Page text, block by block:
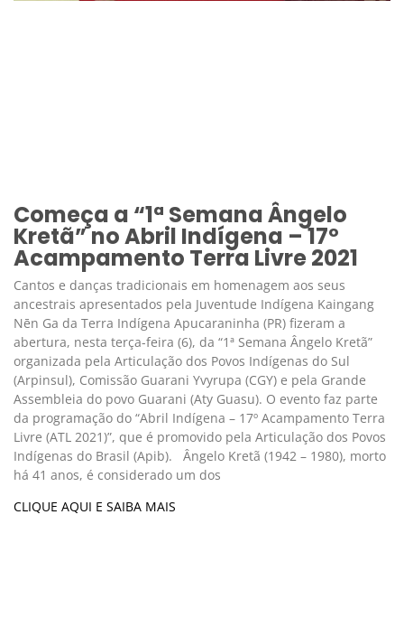
Começa a “1ª Semana Ângelo
Kretã” no Abril Indígena – 17º
Acampamento Terra Livre 2021
Cantos e danças tradicionais em homenagem aos seus
ancestrais apresentados pela Juventude Indígena Kaingang
Nēn Ga da Terra Indígena Apucaraninha (PR) fizeram a
abertura, nesta terça-feira (6), da “1ª Semana Ângelo Kretã”
organizada pela Articulação dos Povos Indígenas do Sul
(Arpinsul), Comissão Guarani Yvyrupa (CGY) e pela Grande
Assembleia do povo Guarani (Aty Guasu). O evento faz parte
da programação do “Abril Indígena – 17º Acampamento Terra
Livre (ATL 2021)”, que é promovido pela Articulação dos Povos
Indígenas do Brasil (Apib). Ângelo Kretã (1942 – 1980), morto
há 41 anos, é considerado um dos
CLIQUE AQUI E SAIBA MAIS